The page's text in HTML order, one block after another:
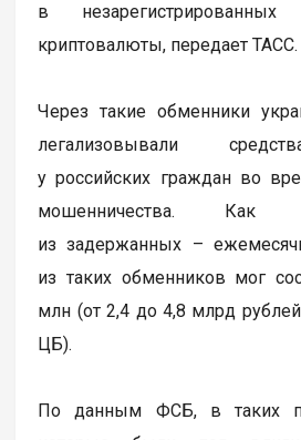
в
криптовалюты, передает ТАСС.
Через такие обменники
легализовывали
у российских граждан во
мошенничества. Как
из задержанных –
из таких обменников мог
млн (от 2,4 до 4,8 млрд
ЦБ).
По данным ФСБ, в таких